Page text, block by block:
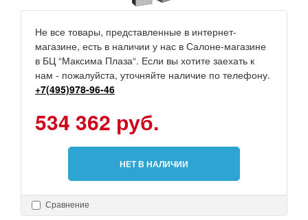
Не все товары, представленные в интернет-
магазине, есть в наличии у нас в Салоне-магазине
в БЦ “Максима Плаза“. Если вы хотите заехать к
нам - пожалуйста, уточняйте наличие по телефону.
+7(495)978-96-46
534 362 руб.
НЕТ В НАЛИЧИИ
Сравнение